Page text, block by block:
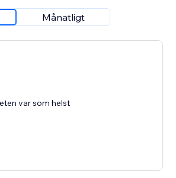
Månatligt
var som helst